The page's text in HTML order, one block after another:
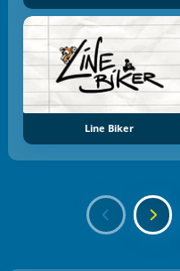
Line Biker